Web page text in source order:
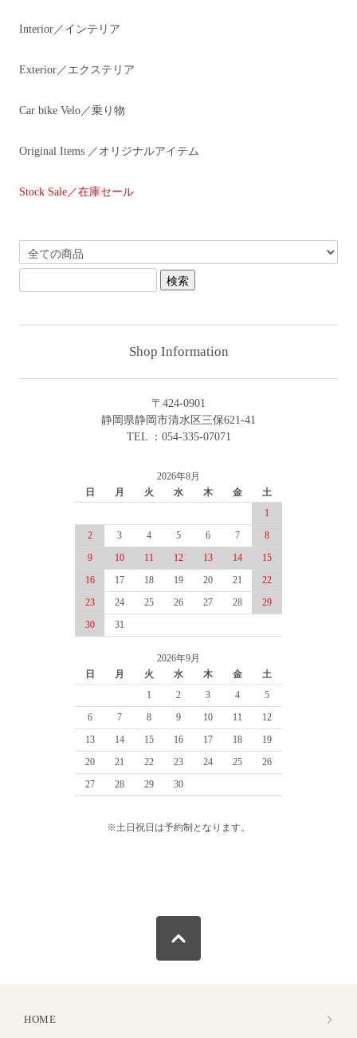
Interior／インテリア
Exterior／エクステリア
Car bike Velo／乗り物
Original Items ／オリジナルアイテム
Stock Sale／在庫セール
Shop Information
〒424-0901
静岡県静岡市清水区三保621-41
TEL ：054-335-07071
2026年8月
日
月 火 水 木 金
土
1
2
3 4 5 6 7
8
9
10 11 12 13 14
15
16
17 18 19 20 21
22
23
24 25 26 27 28
29
30
31
2026年9月
日
月 火 水 木 金
土
1
2 3 4
5
6
7 8 9 10 11
12
13
14 15 16 17 18
19
20
21 22 23 24 25
26
27
28 29 30
※土日祝日は予約制となります。
HOME